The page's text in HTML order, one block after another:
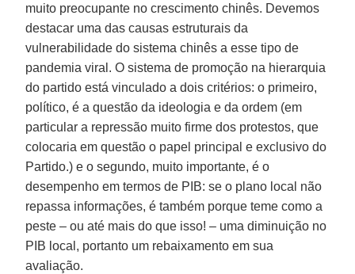
muito preocupante no crescimento chinês. Devemos
destacar uma das causas estruturais da
vulnerabilidade do sistema chinês a esse tipo de
pandemia viral. O sistema de promoção na hierarquia
do partido está vinculado a dois critérios: o primeiro,
político, é a questão da ideologia e da ordem (em
particular a repressão muito firme dos protestos, que
colocaria em questão o papel principal e exclusivo do
Partido.) e o segundo, muito importante, é o
desempenho em termos de PIB: se o plano local não
repassa informações, é também porque teme como a
peste – ou até mais do que isso! – uma diminuição no
PIB local, portanto um rebaixamento em sua
avaliação.